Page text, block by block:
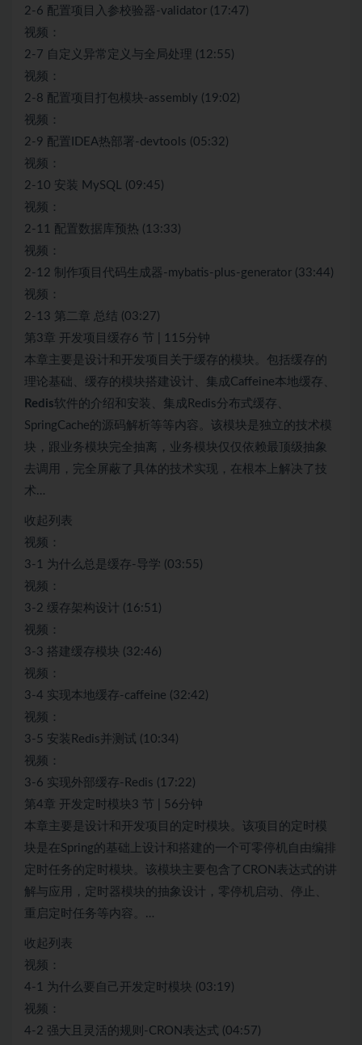
2-6 配置项目入参校验器-validator (17:47)
视频：
2-7 自定义异常定义与全局处理 (12:55)
视频：
2-8 配置项目打包模块-assembly (19:02)
视频：
2-9 配置IDEA热部署-devtools (05:32)
视频：
2-10 安装 MySQL (09:45)
视频：
2-11 配置数据库预热 (13:33)
视频：
2-12 制作项目代码生成器-mybatis-plus-generator (33:44)
视频：
2-13 第二章 总结 (03:27)
第3章 开发项目缓存6 节 | 115分钟
本章主要是设计和开发项目关于缓存的模块。包括缓存的
理论基础、缓存的模块搭建设计、集成Caffeine本地缓存、
Redis软件的介绍和安装、集成Redis分布式缓存、
SpringCache的源码解析等等内容。该模块是独立的技术模
块，跟业务模块完全抽离，业务模块仅仅依赖最顶级抽象
去调用，完全屏蔽了具体的技术实现，在根本上解决了技
术…
收起列表
视频：
3-1 为什么总是缓存-导学 (03:55)
视频：
3-2 缓存架构设计 (16:51)
视频：
3-3 搭建缓存模块 (32:46)
视频：
3-4 实现本地缓存-caffeine (32:42)
视频：
3-5 安装Redis并测试 (10:34)
视频：
3-6 实现外部缓存-Redis (17:22)
第4章 开发定时模块3 节 | 56分钟
本章主要是设计和开发项目的定时模块。该项目的定时模
块是在Spring的基础上设计和搭建的一个可零停机自由编排
定时任务的定时模块。该模块主要包含了CRON表达式的讲
解与应用，定时器模块的抽象设计，零停机启动、停止、
重启定时任务等内容。…
收起列表
视频：
4-1 为什么要自己开发定时模块 (03:19)
视频：
4-2 强大且灵活的规则-CRON表达式 (04:57)